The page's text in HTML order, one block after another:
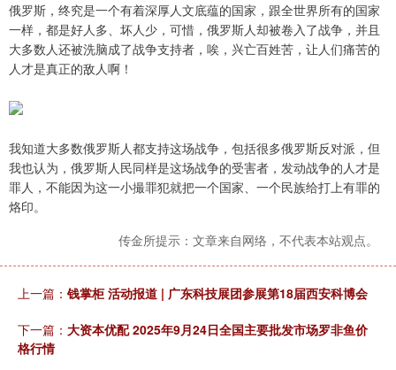
俄罗斯，终究是一个有着深厚人文底蕴的国家，跟全世界所有的国家
一样，都是好人多、坏人少，可惜，俄罗斯人却被卷入了战争，并且
大多数人还被洗脑成了战争支持者，唉，兴亡百姓苦，让人们痛苦的
人才是真正的敌人啊！
我知道大多数俄罗斯人都支持这场战争，包括很多俄罗斯反对派，但
我也认为，俄罗斯人民同样是这场战争的受害者，发动战争的人才是
罪人，不能因为这一小撮罪犯就把一个国家、一个民族给打上有罪的
烙印。
传金所提示：文章来自网络，不代表本站观点。
上一篇： 钱掌柜 活动报道 | 广东科技展团参展第18届西安科博会
下一篇： 大资本优配 2025年9月24日全国主要批发市场罗非鱼价
格行情